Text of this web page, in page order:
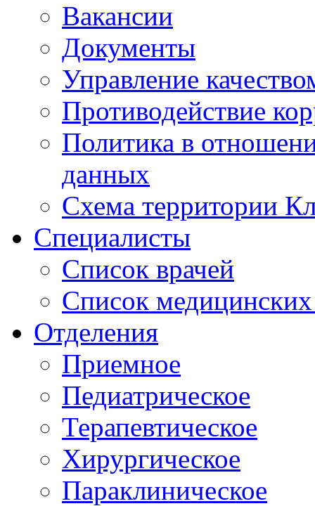
Вакансии
Документы
Управление
Противодействие
Политика в
данных
Схема территории
Специалисты
Список врачей
Список медицинских
Отделения
Приемное
Педиатрическое
Терапевтическое
Хирургическое
Параклиническое